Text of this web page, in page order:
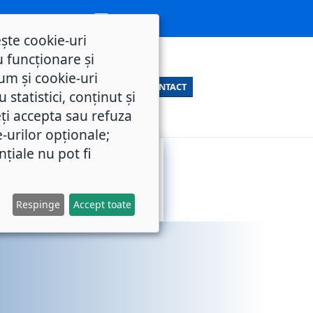
CONTACT
cookie-uri
funcționare și
și cookie-uri
statistici, conținut și
accepta sau refuza
urilor opționale;
nu pot fi
Respinge Accept toate